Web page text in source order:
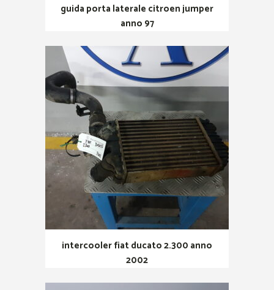
guida porta laterale citroen jumper
anno 97
intercooler fiat ducato 2.300 anno
2002